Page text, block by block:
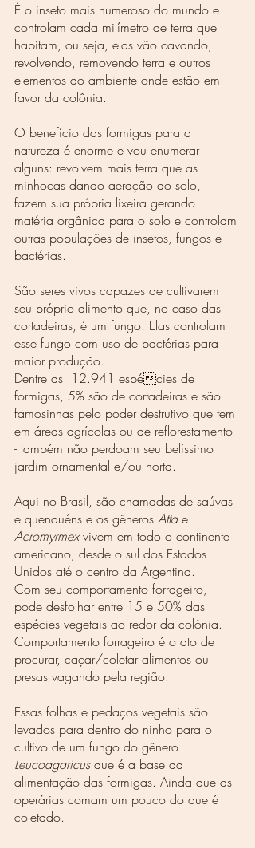
É o inseto mais numeroso do mundo e
controlam cada milímetro de terra que
habitam, ou seja, elas vão cavando,
revolvendo, removendo terra e outros
elementos do ambiente onde estão em
favor da colônia.
O benefício das formigas para a
natureza é enorme e vou enumerar
alguns: revolvem mais terra que as
minhocas dando aeração ao solo,
fazem sua própria lixeira gerando
matéria orgânica para o solo e controlam
outras populações de insetos, fungos e
bactérias.
São seres vivos capazes de cultivarem
seu próprio alimento que, no caso das
cortadeiras, é um fungo. Elas controlam
esse fungo com uso de bactérias para
maior produção.
Dentre as  12.941 espécies de
formigas, 5% são de cortadeiras e são
famosinhas pelo poder destrutivo que tem
em áreas agrícolas ou de reflorestamento
- também não perdoam seu belíssimo
jardim ornamental e/ou horta.
Aqui no Brasil, são chamadas de saúvas
e quenquéns e os gêneros Atta e
Acromyrmex vivem em todo o continente
americano, desde o sul dos Estados
Unidos até o centro da Argentina.
Com seu comportamento forrageiro,
pode desfolhar entre 15 e 50% das
espécies vegetais ao redor da colônia.
Comportamento forrageiro é o ato de
procurar, caçar/coletar alimentos ou
presas vagando pela região.
Essas folhas e pedaços vegetais são
levados para dentro do ninho para o
cultivo de um fungo do gênero
Leucoagaricus que é a base da
alimentação das formigas. Ainda que as
operárias comam um pouco do que é
coletado.